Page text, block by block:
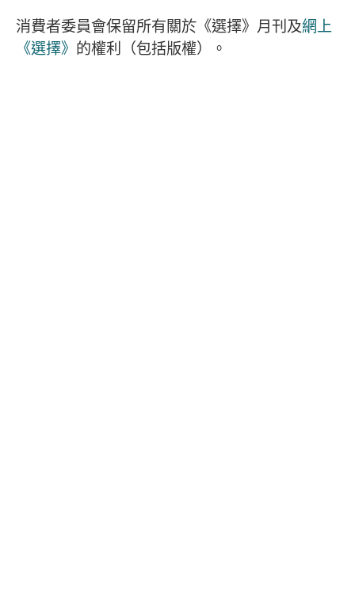
消費者委員會保留所有關於《選擇》月刊及網上
《選擇》 的權利（包括版權）。